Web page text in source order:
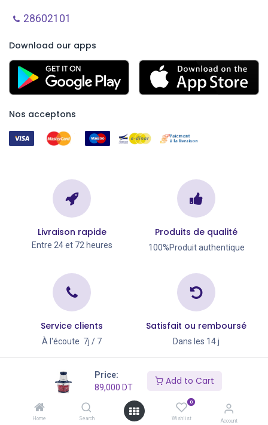
Price:
89,000 DT
Add to Cart
Home Search
0
Wishlist Account
28602101
Download our apps
Nos acceptons
Livraison rapide
Entre 24 et 72 heures
Produits de qualité
100%Produit authentique
Service clients
À l'écoute 7j / 7
Satisfait ou remboursé
Dans les 14 j
Copyright © Go Big 2026